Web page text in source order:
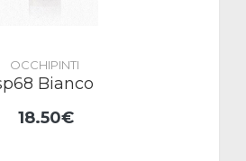
OCCHIPINTI
Bianco
18.50€